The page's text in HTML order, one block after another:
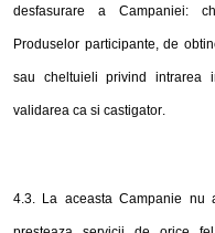
desfasurare a Campaniei:
Produselor participante, de
sau cheltuieli privind intrarea
validarea ca si castigator.
4.3. La aceasta Campanie nu